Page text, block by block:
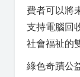
費者可以將
支持電腦回
社會福祉的
綠色奇蹟公